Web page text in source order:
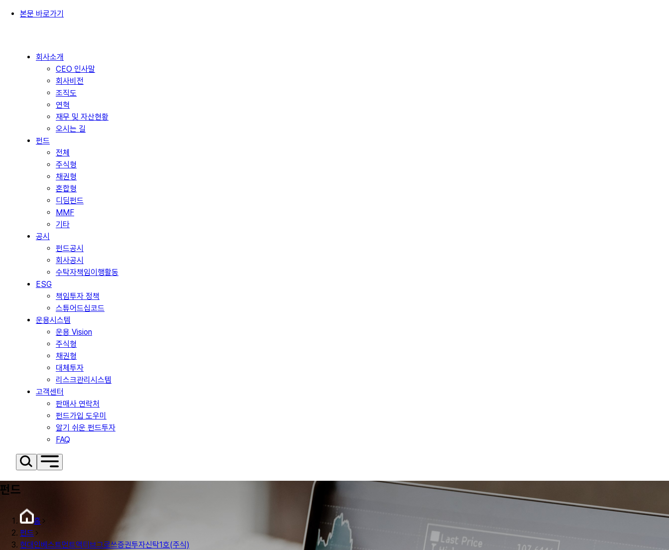
본문 바로가기
회사소개
CEO 인사말
회사비전
조직도
연혁
재무 및 자산현황
오시는 길
펀드
전체
주식형
채권형
혼합형
디딤펀드
MMF
기타
공시
펀드공시
회사공시
수탁자책임이행활동
ESG
책임투자 정책
스튜어드십코드
운용시스템
운용 Vision
주식형
채권형
대체투자
리스크관리시스템
고객센터
판매사 연락처
펀드가입 도우미
알기 쉬운 펀드투자
FAQ
펀드
홈
펀드
현대인베스트먼트액티브그로쓰증권투자신탁1호(주식)